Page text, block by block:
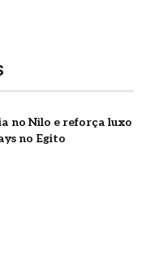
no Nilo e reforça luxo
no Egito